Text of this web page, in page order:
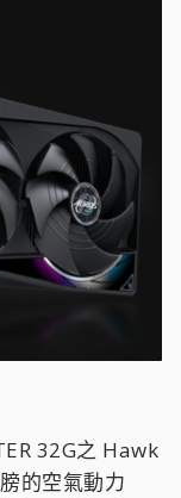
32G之 Hawk
的空氣動力